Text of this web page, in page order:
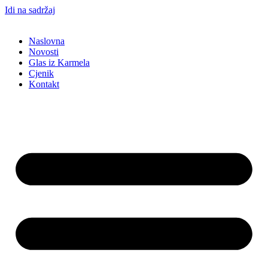
Idi na sadržaj
Naslovna
Novosti
Glas iz Karmela
Cjenik
Kontakt